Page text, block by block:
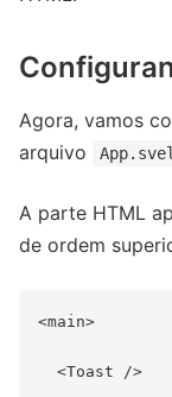
Agora, vamos
arquivo
A parte HTML
de ordem
<main>
<Toast />